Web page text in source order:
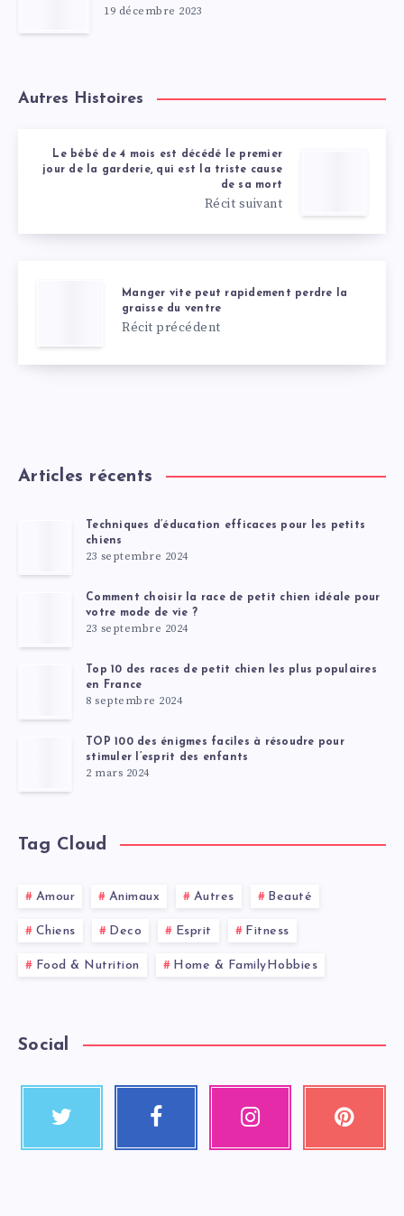
19 décembre 2023
Autres Histoires
Le bébé de 4 mois est décédé le premier
jour de la garderie, qui est la triste cause
de sa mort
Récit suivant
Manger vite peut rapidement perdre la
graisse du ventre
Récit précédent
Articles récents
Techniques d’éducation efficaces pour les petits
chiens
23 septembre 2024
Comment choisir la race de petit chien idéale pour
votre mode de vie ?
23 septembre 2024
Top 10 des races de petit chien les plus populaires
en France
8 septembre 2024
TOP 100 des énigmes faciles à résoudre pour
stimuler l’esprit des enfants
2 mars 2024
Tag Cloud
Amour Animaux Autres Beauté
Chiens Deco Esprit Fitness
Food & Nutrition Home & FamilyHobbies
Social